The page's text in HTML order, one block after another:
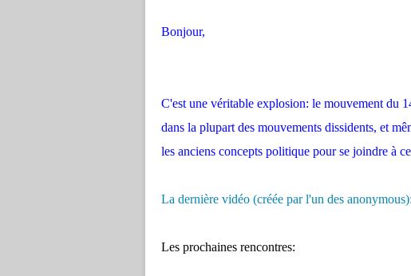
Bonjour,
C'est une véritable explosion: le mouvement du
dans la plupart des mouvements dissidents, et
les anciens concepts politique pour se joindre à
La dernière vidéo (créée par l'un des
Les prochaines rencontres: